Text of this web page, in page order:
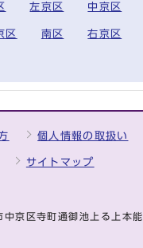
左京区 中京区
区 南区 右京区
個人情報の取扱い
サイトマップ
京区寺町通御池上る上本